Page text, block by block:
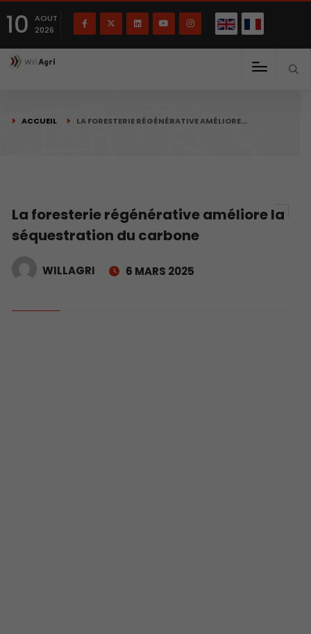
10
AOUT
2026
ACCUEIL LA FORESTERIE RÉGÉNÉRATIVE AMÉLIORE…
La foresterie régénérative améliore la
séquestration du carbone
WILLAGRI 6 MARS 2025
Français English(English)